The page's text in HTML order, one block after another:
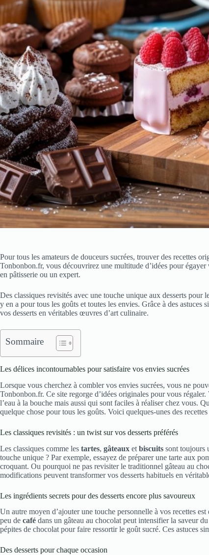
Pour tous les amateurs de douceurs sucrées, trouver des recettes
Tonbonbon.fr, vous découvrirez une multitude d’idées pour
en pâtisserie ou un expert.
Des classiques revisités avec une touche unique aux desserts pour
y en a pour tous les goûts et toutes les envies. Grâce à des
vos desserts en véritables œuvres d’art culinaire.
Sommaire
Les délices incontournables pour satisfaire vos envies sucrées
Lorsque vous cherchez à combler vos envies sucrées, vous ne
Tonbonbon.fr. Ce site regorge d’idées originales pour vous
l’eau à la bouche mais aussi qui sont faciles à réaliser chez vous.
quelque chose pour tous les goûts. Voici quelques-unes des
Les classiques revisités : un twist sur vos desserts préférés
Les classiques comme les tartes, gâteaux et biscuits sont toujours
touche unique ? Par exemple, essayez de préparer une tarte aux
croquant. Ou pourquoi ne pas revisiter le traditionnel gâteau au
modifications peuvent transformer vos desserts habituels en
Les ingrédients secrets pour des desserts encore plus savoureux
Un autre moyen d’ajouter une touche personnelle à vos recettes
peu de café dans un gâteau au chocolat peut intensifier la saveur
pépites de chocolat pour faire ressortir le goût sucré. Ces astuces
Des desserts pour chaque occasion